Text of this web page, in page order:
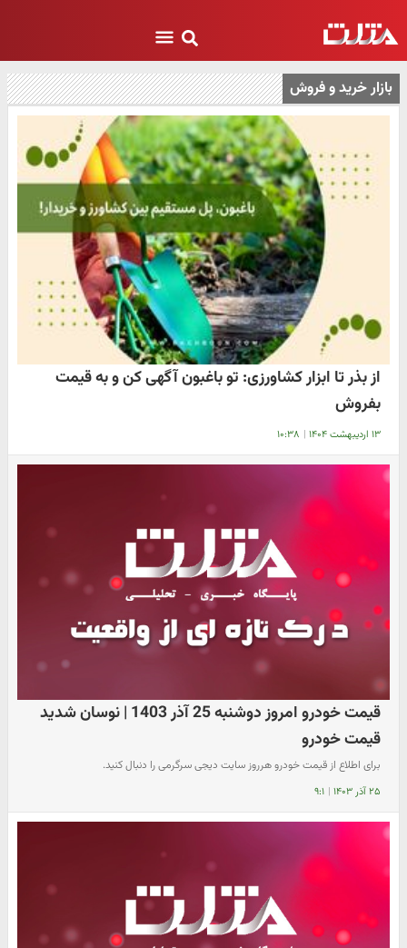
بازار خرید و فروش
از بذر تا ابزار کشاورزی: تو باغبون آگهی کن و به قیمت
بفروش
۱۳ اردیبهشت ۱۴۰۴ | ۱۰:۳۸
قیمت خودرو امروز دوشنبه 25 آذر 1403 | نوسان شدید
قیمت خودرو
برای اطلاع از قیمت خودرو هرروز سایت دیجی سرگرمی را دنبال کنید.
۲۵ آذر ۱۴۰۳ | ۹:۱